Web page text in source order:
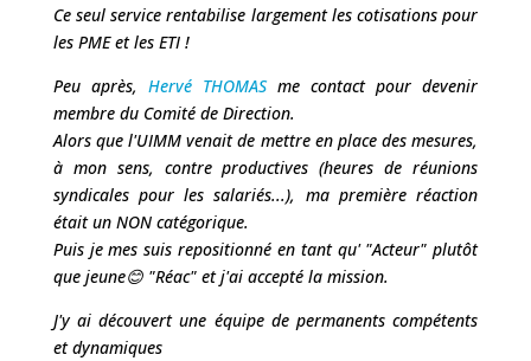
Ce seul service rentabilise largement les cotisations pour
les PME et les ETI !
Peu après, Hervé THOMASme contact pour devenir
membre du Comité de Direction.
Alors que l'UIMM venait de mettre en place des mesures,
à mon sens, contre productives (heures de réunions
syndicales pour les salariés...), ma première réaction
était un NON catégorique.
Puis je mes suis repositionné en tant qu' "Acteur" plutôt
que jeune😊 "Réac" et j'ai accepté la mission.
J'y ai découvert une équipe de permanents compétents
et dynamiques